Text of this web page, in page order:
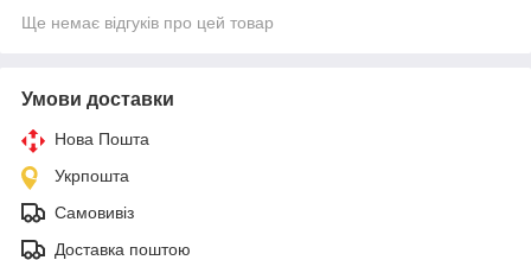
Ще немає відгуків про цей товар
Умови доставки
Нова Пошта
Укрпошта
Самовивіз
Доставка поштою